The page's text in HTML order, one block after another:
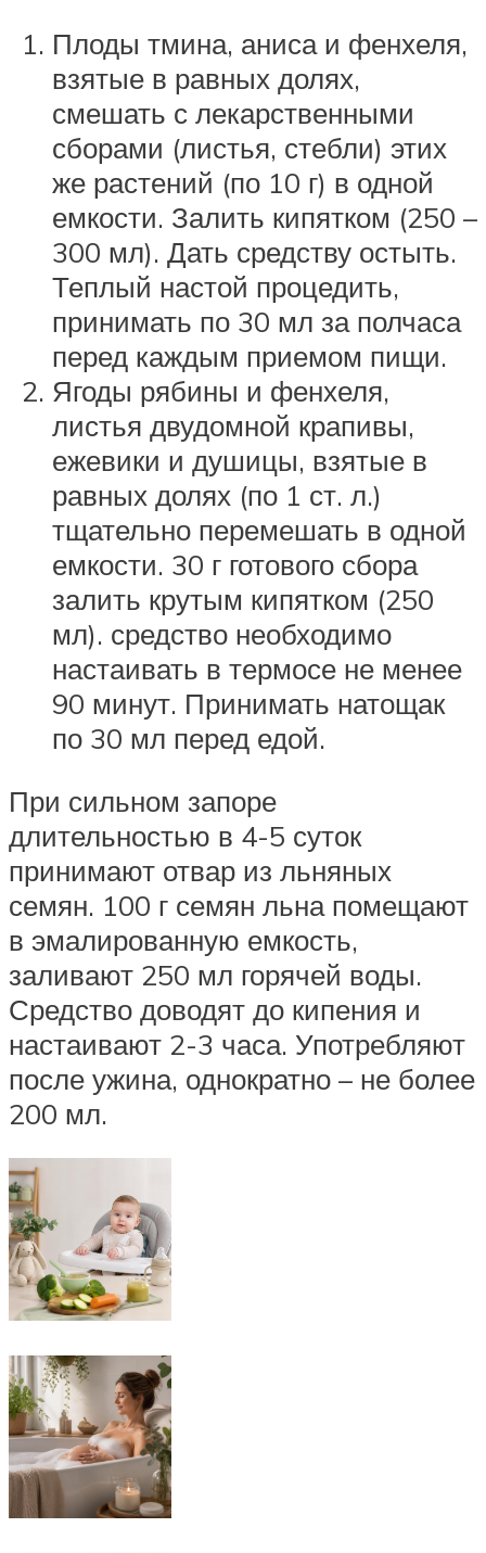
Плоды тмина, аниса и фенхеля,
взятые в равных долях,
смешать с лекарственными
сборами (листья, стебли) этих
же растений (по 10 г) в одной
емкости. Залить кипятком (250 –
300 мл). Дать средству остыть.
Теплый настой процедить,
принимать по 30 мл за полчаса
перед каждым приемом пищи.
Ягоды рябины и фенхеля,
листья двудомной крапивы,
ежевики и душицы, взятые в
равных долях (по 1 ст. л.)
тщательно перемешать в одной
емкости. 30 г готового сбора
залить крутым кипятком (250
мл). средство необходимо
настаивать в термосе не менее
90 минут. Принимать натощак
по 30 мл перед едой.
При сильном запоре
длительностью в 4-5 суток
принимают отвар из льняных
семян. 100 г семян льна помещают
в эмалированную емкость,
заливают 250 мл горячей воды.
Средство доводят до кипения и
настаивают 2-3 часа. Употребляют
после ужина, однократно – не более
200 мл.